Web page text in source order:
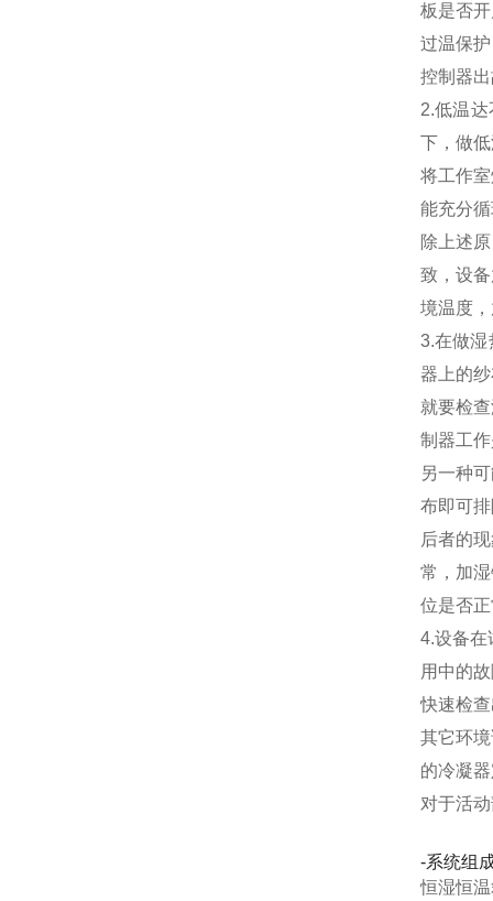
板是否
过温保
控制器
2.低温
下，做
将工作
能充分
除上述
致，设
境温度
3.在做
器上的
就要检
制器工
另一种
布即可
后者的
常，加
位是否
4.设备在
用中的
快速检
其它环
的冷凝
对于活
-系统组
恒湿恒